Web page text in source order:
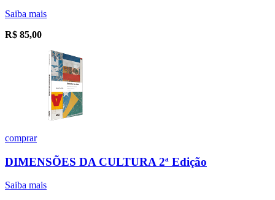
Saiba mais
R$ 85,00
comprar
DIMENSÕES DA CULTURA 2ª Edição
Saiba mais